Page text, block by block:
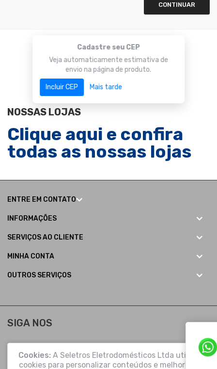
Cadastre seu CEP
Veja automaticamente estimativa de
envio na página de produto.
Incluir CEP Mais tarde
CONTINUAR
NOSSAS LOJAS
Clique aqui e confira
todas as nossas lojas
ENTRE EM CONTATO
INFORMAÇÕES
SERVIÇOS AO CLIENTE
MINHA CONTA
OUTROS SERVIÇOS
SIGA NOS
Cookies: A Seletros Eletrodomésticos Ltda utiliza
cookies para personalizar conteúdos e melhorar a